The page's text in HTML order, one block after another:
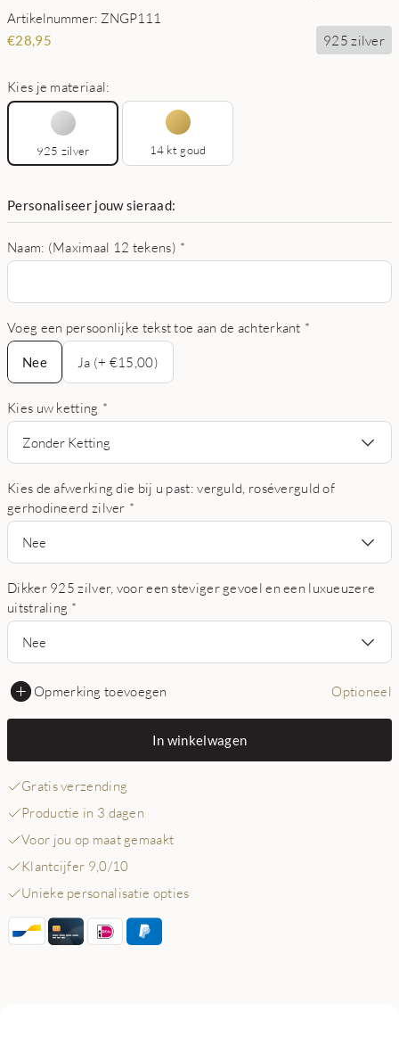
Artikelnummer: ZNGP111
€28,95 925 zilver
Kies je materiaal:
925 zilver 14 kt goud
Personaliseer jouw sieraad:
Naam: (Maximaal 12 tekens) *
Voeg een persoonlijke tekst toe aan de achterkant *
Nee
Nee
Ja (+ €15,00)
Kies uw ketting *
Zonder Ketting
Kies de afwerking die bij u past: verguld, roséverguld of
gerhodineerd zilver *
Nee
Dikker 925 zilver, voor een steviger gevoel en een luxueuzere
uitstraling *
Nee
Opmerking toevoegen Optioneel
In winkelwagen
Gratis verzending
Productie in 3 dagen
Voor jou op maat gemaakt
Klantcijfer 9,0/10
Unieke personalisatie opties